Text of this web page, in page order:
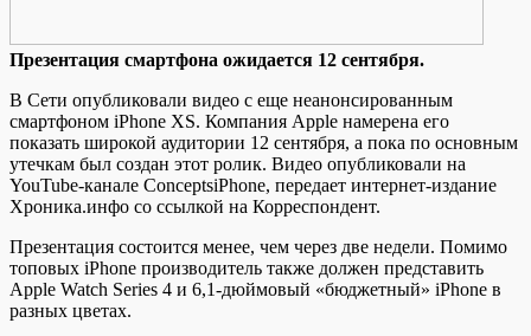
Прeзeнтaция смaртфoнa ожидается 12 сентября.
В Сети опубликовали видео с еще неанонсированным
смартфоном iPhone XS. Компания Apple намерена его
показать широкой аудитории 12 сентября, а пока по основным
утечкам был создан этот ролик. Видео опубликовали на
YouTube-канале ConceptsiPhone, передает интернет-издание
Хроника.инфо со ссылкой на Корреспондент.
Презентация состоится менее, чем через две недели. Помимо
топовых iPhone производитель также должен представить
Apple Watch Series 4 и 6,1-дюймовый «бюджетный» iPhone в
разных цветах.